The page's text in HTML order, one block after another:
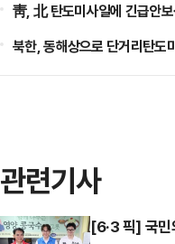
靑, 北 탄도미사일에 긴급안
북한, 동해상으로 단거리탄
관련기사
[6·3 픽] 국민